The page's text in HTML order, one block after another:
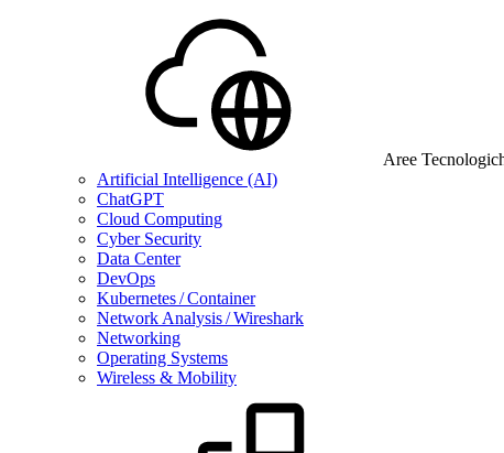
Aree
Artificial Intelligence (AI)
ChatGPT
Cloud Computing
Cyber Security
Data Center
DevOps
Kubernetes / Container
Network Analysis / Wireshark
Networking
Operating Systems
Wireless & Mobility